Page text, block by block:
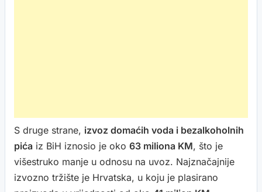
S druge strane, izvoz domaćih voda i bezalkoholnih
pića iz BiH iznosio je oko 63 miliona KM, što je
višestruko manje u odnosu na uvoz. Najznačajnije
izvozno tržište je Hrvatska, u koju je plasirano